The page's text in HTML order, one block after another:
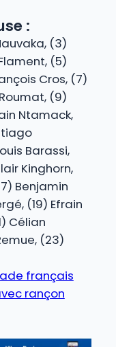
:
(3)
(5)
Cros, (7)
(9)
Ntamack,
Barassi,
Kinghorn,
Benjamin
(19) Efrain
Célian
(23)
français
rançon